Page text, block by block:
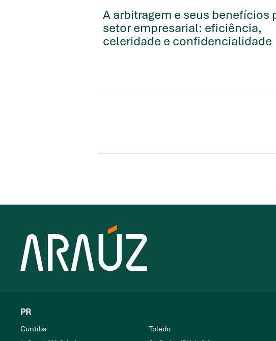
A arbitragem e seus benefícios
setor empresarial: eficiência,
celeridade e confidencialidade
PR
Curitiba Toledo